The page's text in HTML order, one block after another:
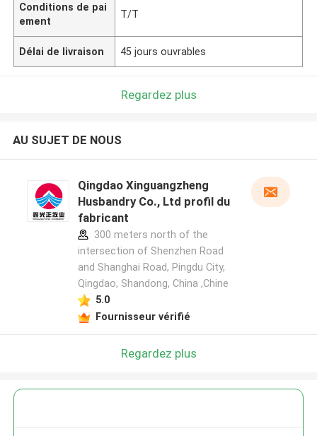
Conditions de pai
ement
T/T
Délai de livraison 45 jours ouvrables
Regardez plus
AU SUJET DE NOUS
Qingdao Xinguangzheng
Husbandry Co., Ltd profil du
fabricant
300 meters north of the
intersection of Shenzhen Road
and Shanghai Road, Pingdu City,
Qingdao, Shandong, China ,Chine
5.0
Fournisseur vérifié
Regardez plus